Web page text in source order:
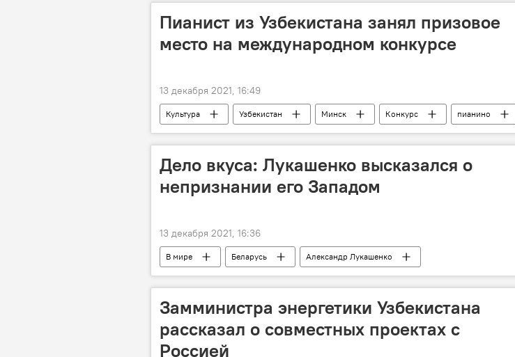
Пианист из Узбекистана занял призовое
место на международном конкурсе
13 декабря 2021, 16:49
Культура Узбекистан Минск Конкурс пианино
Дело вкуса: Лукашенко высказался о
непризнании его Западом
13 декабря 2021, 16:36
В мире Беларусь Александр Лукашенко
Замминистра энергетики Узбекистана
рассказал о совместных проектах с
Россией